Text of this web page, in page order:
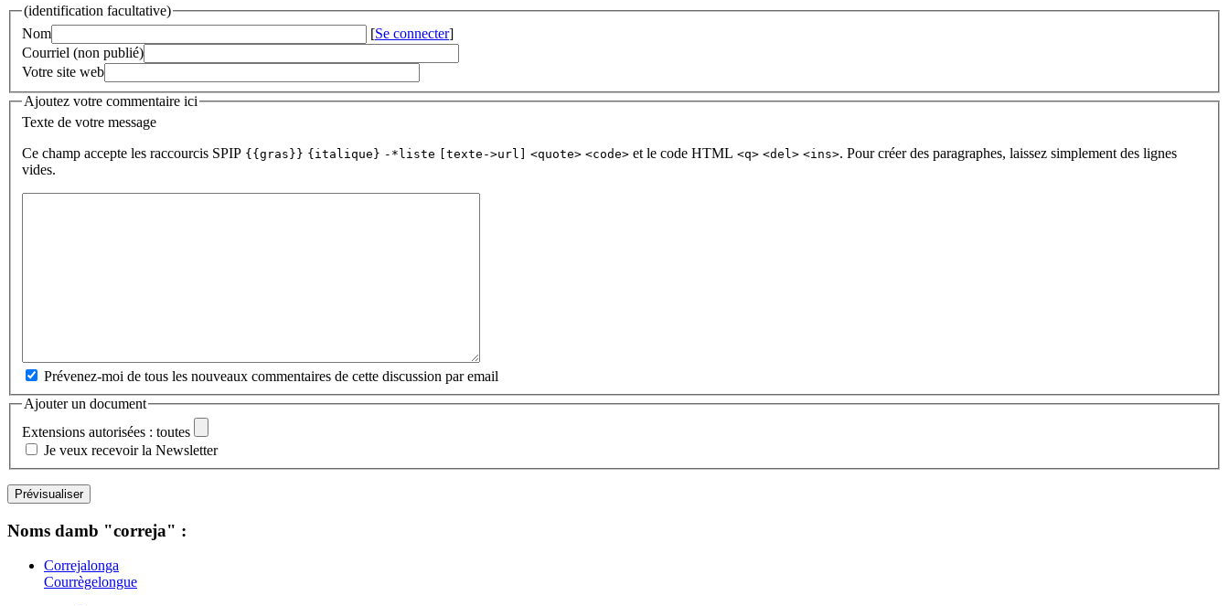
(identification facultative)
Nom
[Se connecter]
Courriel (non publié)
Votre site web
Ajoutez votre commentaire ici
Texte de votre message
Ce champ accepte les raccourcis SPIP {{gras}} {italique} -*liste [texte->url] <quote> <code> et le code HTML <q> <del> <ins>. Pour créer des paragraphes, laissez simplement des lignes
vides.
Prévenez-moi de tous les nouveaux commentaires de cette discussion par email
Ajouter un document
Extensions autorisées : toutes
Je veux recevoir la Newsletter
Noms damb "correja" :
Correjalonga
Courrègelongue